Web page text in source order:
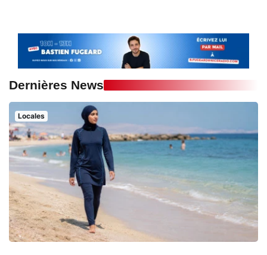
Dernières News
Locales